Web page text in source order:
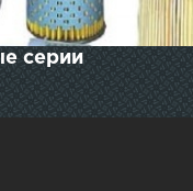
серии